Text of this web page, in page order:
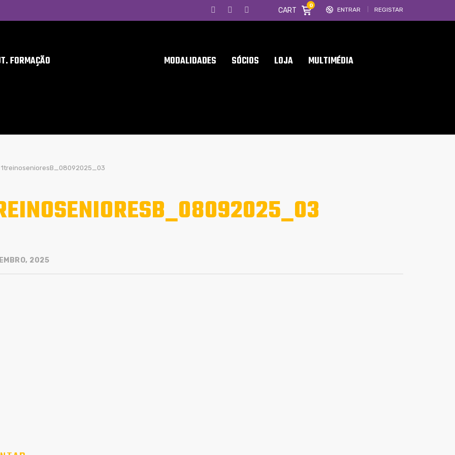
ENTRAR REGISTAR
CART
0
FORMAÇÃO MODALIDADES SÓCIOS LOJA MULTIMÉDIA
1treinosenioresB_08092025_03
2025